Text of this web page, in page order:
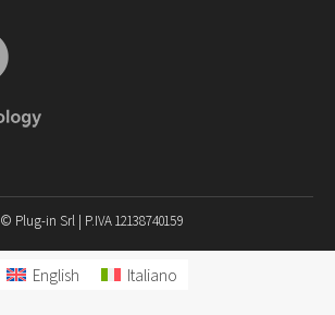
© Plug-in Srl | P.IVA 12138740159
English Italiano